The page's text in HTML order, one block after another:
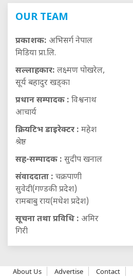
OUR TEAM
प्रकाशक: अभिसर्ग नेपाल
मिडिया प्रा.लि.
सल्लाहकार: लक्ष्मण पोखरेल,
सूर्य बहादुर खड्का
प्रधान सम्पादक : विश्वनाथ
आचार्य
क्रियटिभ डाइरेक्टर : महेश
श्रेष्ठ
सह-सम्पादक : सुदीप खनाल
संवाददाता : चक्रपाणी
सुवेदी(गण्डकी प्रदेश)
रामबाबु राय(मधेश प्रदेश)
सूचना तथा प्रविधि : अमिर
गिरी
About Us Advertise Contact